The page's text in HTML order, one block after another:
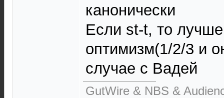
канонически
Если st-t, то
оптимизм(1/2/3 и
случае с Вадей
GutWire & NBS &